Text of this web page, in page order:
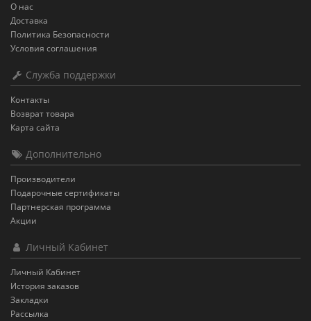
О нас
Доставка
Политика Безопасности
Условия соглашения
Служба поддержки
Контакты
Возврат товара
Карта сайта
Дополнительно
Производители
Подарочные сертификаты
Партнерская программа
Акции
Личный Кабинет
Личный Кабинет
История заказов
Закладки
Рассылка